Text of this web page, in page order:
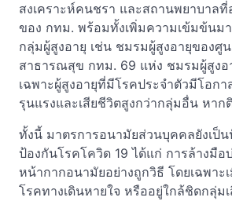
สงเคราะห์คนชรา และสถานพยาบาล
ของ กทม. พร้อมทั้งเพิ่มความเข้มข้นมา
กลุ่มผู้สูงอายุ เช่น ชมรมผู้สูงอายุของศู
สาธารณสุข กทม. 69 แห่ง ชมรมผู้สูง
เฉพาะผู้สูงอายุที่มีโรคประจำตัวมีโอกา
รุนแรงและเสียชีวิตสูงกว่ากลุ่มอื่น หาก
ทั้งนี้ มาตรการอนามัยส่วนบุคคลยังเป็
ป้องกันโรคโควิด 19 ได้แก่ การล้างมือ
หน้ากากอนามัยอย่างถูกวิธี โดยเฉพาะ
โรคทางเดินหายใจ หรืออยู่ใกล้ชิดกลุ่ม